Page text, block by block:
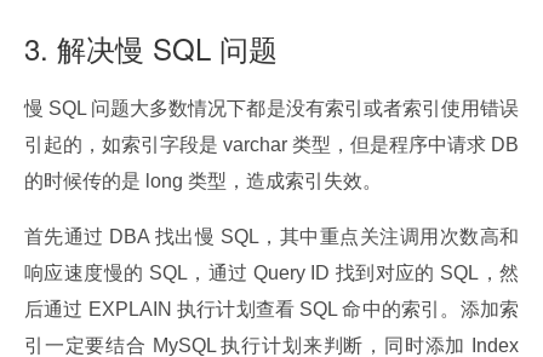
3. 解决慢 SQL 问题
慢 SQL 问题大多数情况下都是没有索引或者索引使用错误
引起的，如索引字段是 varchar 类型，但是程序中请求 DB
的时候传的是 long 类型，造成索引失效。
首先通过 DBA 找出慢 SQL，其中重点关注调用次数高和
响应速度慢的 SQL，通过 Query ID 找到对应的 SQL，然
后通过 EXPLAIN 执行计划查看 SQL 命中的索引。添加索
引一定要结合 MySQL 执行计划来判断，同时添加 Index